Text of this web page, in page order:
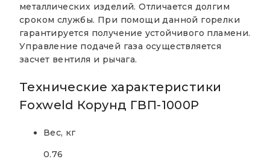
металлических изделий. Отличается долгим
сроком службы. При помощи данной горелки
гарантируется получение устойчивого пламени.
Управление подачей газа осуществляется
засчет вентиля и рычага.
Технические характеристики
Foxweld Корунд ГВП-1000Р
Вес, кг
0.76